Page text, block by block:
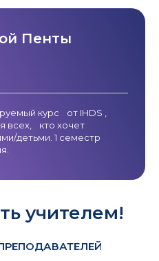
Пенты
курс от IHDS ,
всех, кто хочет
детьми. 1 семестр
учителем!